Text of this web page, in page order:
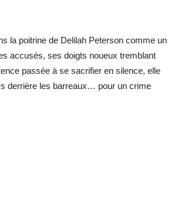
la poitrine de Delilah Peterson comme un
accusés, ses doigts noueux tremblant
passée à se sacrifier en silence, elle
derrière les barreaux… pour un crime